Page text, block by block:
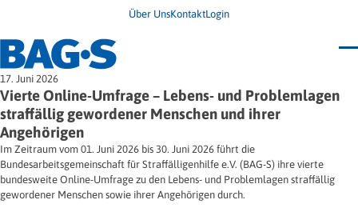
Über UnsKontaktLogin
Bundestagung 2026
Wo finde ich Hilfe?
News
Termine
Veröffentlichungen
Infodienst
Wegweiser
Jugendbroschüre
Impulse
Unsere Themen
Angehörige
Ersatzfreiheitsstrafe
Freie Straffälligenhilfe
17. Juni 2026
Vierte Online-Umfrage – Lebens- und Problemlagen
straffällig gewordener Menschen und ihrer
Angehörigen
Im Zeitraum vom 01. Juni 2026 bis 30. Juni 2026 führt die
Bundesarbeitsgemeinschaft für Straffälligenhilfe e.V. (BAG-S) ihre vierte
bundesweite Online-Umfrage zu den Lebens- und Problemlagen straffällig
gewordener Menschen sowie ihrer Angehörigen durch.